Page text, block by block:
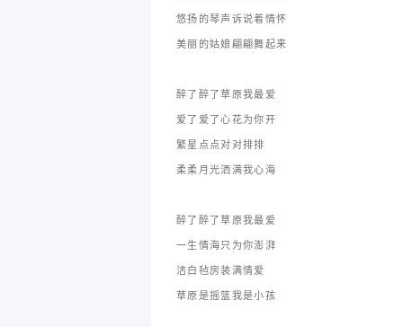
悠扬的琴声诉说着情怀
美丽的姑娘翩翩舞起来
醉了醉了草原我最爱
爱了爱了心花为你开
繁星点点对对排排
柔柔月光洒满我心海
醉了醉了草原我最爱
一生情海只为你澎湃
洁白毡房装满情爱
草原是摇篮我是小孩